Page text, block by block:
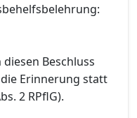
diesen Beschluss
Erinnerung statt
2 RPflG).